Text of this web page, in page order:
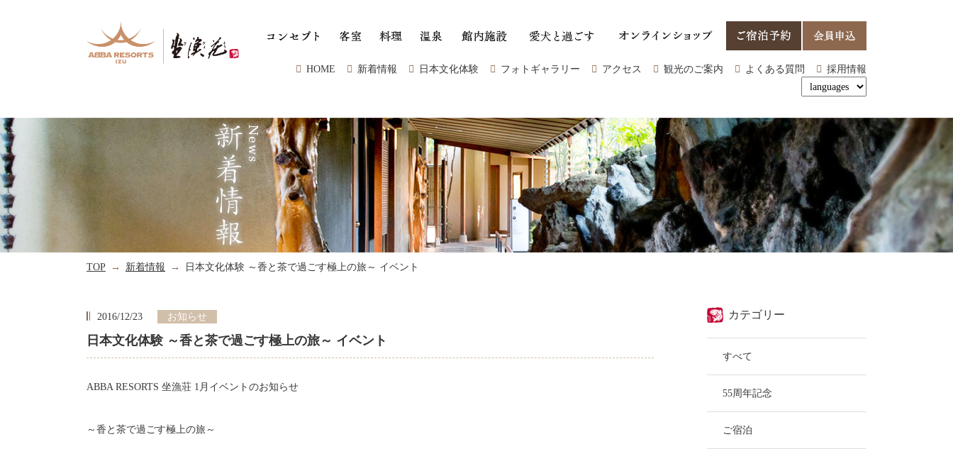
HOME 新着情報 日本文化体験 フォトギャラリー アクセス 観光のご案内 よくある質問 採用情報
TOP 新着情報 日本文化体験 ～香と茶で過ごす極上の旅～ イベント
2016/12/23 お知らせ
日本文化体験 ～香と茶で過ごす極上の旅～ イベント
ABBA RESORTS 坐漁荘 1月イベントのお知らせ
～香と茶で過ごす極上の旅～
カテゴリー
すべて
55周年記念
ご宿泊